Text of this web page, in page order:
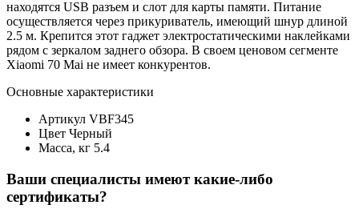
находятся USB разъем и слот для карты памяти. Питание
осуществляется через прикуриватель, имеющий шнур длиной
2.5 м. Крепится этот гаджет электростатическими наклейками
рядом с зеркалом заднего обзора. В своем ценовом сегменте
Xiaomi 70 Mai не имеет конкурентов.
Основные характеристики
Артикул VBF345
Цвет Черный
Масса, кг 5.4
Ваши специалисты имеют какие-либо
сертификаты?